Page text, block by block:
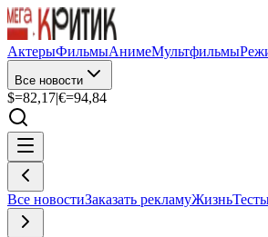
АктерыФильмыАнимеМультфильмы
Все новости
$=82,17|€=94,84
Все новостиЗаказать рекламуЖизнь